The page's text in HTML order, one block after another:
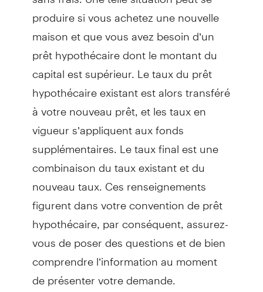
produire si vous achetez une nouvelle
maison et que vous avez besoin d’un
prêt hypothécaire dont le montant du
capital est supérieur. Le taux du prêt
hypothécaire existant est alors transféré
à votre nouveau prêt, et les taux en
vigueur s’appliquent aux fonds
supplémentaires. Le taux final est une
combinaison du taux existant et du
nouveau taux. Ces renseignements
figurent dans votre convention de prêt
hypothécaire, par conséquent, assurez-
vous de poser des questions et de bien
comprendre l’information au moment
de présenter votre demande.